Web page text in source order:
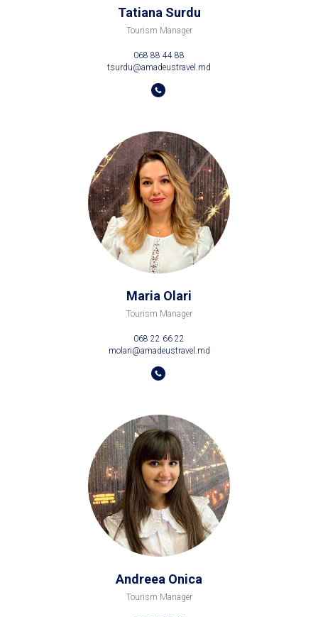
Tatiana Surdu
Tourism Manager
068 88 44 88
tsurdu@amadeustravel.md
Maria Olari
Tourism Manager
068 22 66 22
molari@amadeustravel.md
Andreea Onica
Tourism Manager